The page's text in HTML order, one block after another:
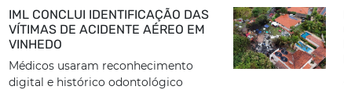
IML CONCLUI IDENTIFICAÇÃO DAS
VÍTIMAS DE ACIDENTE AÉREO EM
VINHEDO
Médicos usaram reconhecimento
digital e histórico odontológico